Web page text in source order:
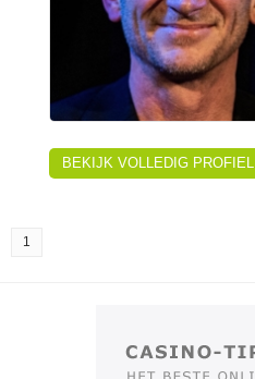
BEKIJK VOLLEDIG PROFIEL
1